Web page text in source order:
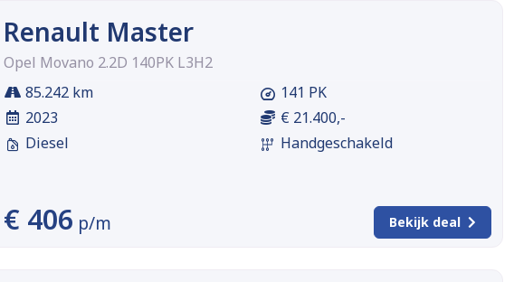
Renault Master
Opel Movano 2.2D 140PK L3H2
85.242 km
2023
Diesel
141 PK
€ 21.400,-
Handgeschakeld
€ 406 p/m Bekijk deal